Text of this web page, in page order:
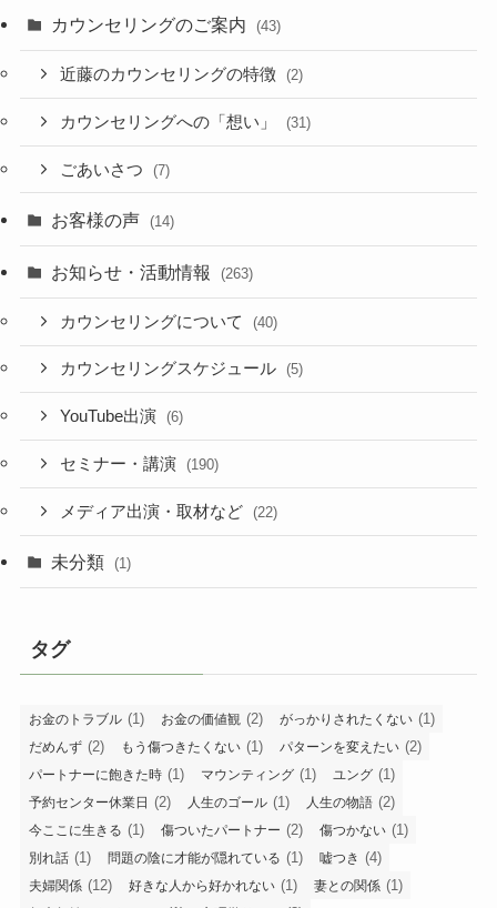
カウンセリングのご案内 (43)
近藤のカウンセリングの特徴 (2)
カウンセリングへの「想い」 (31)
ごあいさつ (7)
お客様の声 (14)
お知らせ・活動情報 (263)
カウンセリングについて (40)
カウンセリングスケジュール (5)
YouTube出演 (6)
セミナー・講演 (190)
メディア出演・取材など (22)
未分類 (1)
タグ
お金のトラブル (1) お金の価値観 (2) がっかりされたくない (1)
だめんず (2) もう傷つきたくない (1) パターンを変えたい (2)
パートナーに飽きた時 (1) マウンティング (1) ユング (1)
予約センター休業日 (2) 人生のゴール (1) 人生の物語 (2)
今ここに生きる (1) 傷ついたパートナー (2) 傷つかない (1)
別れ話 (1) 問題の陰に才能が隠れている (1) 嘘つき (4)
夫婦関係 (12) 好きな人から好かれない (1) 妻との関係 (1)